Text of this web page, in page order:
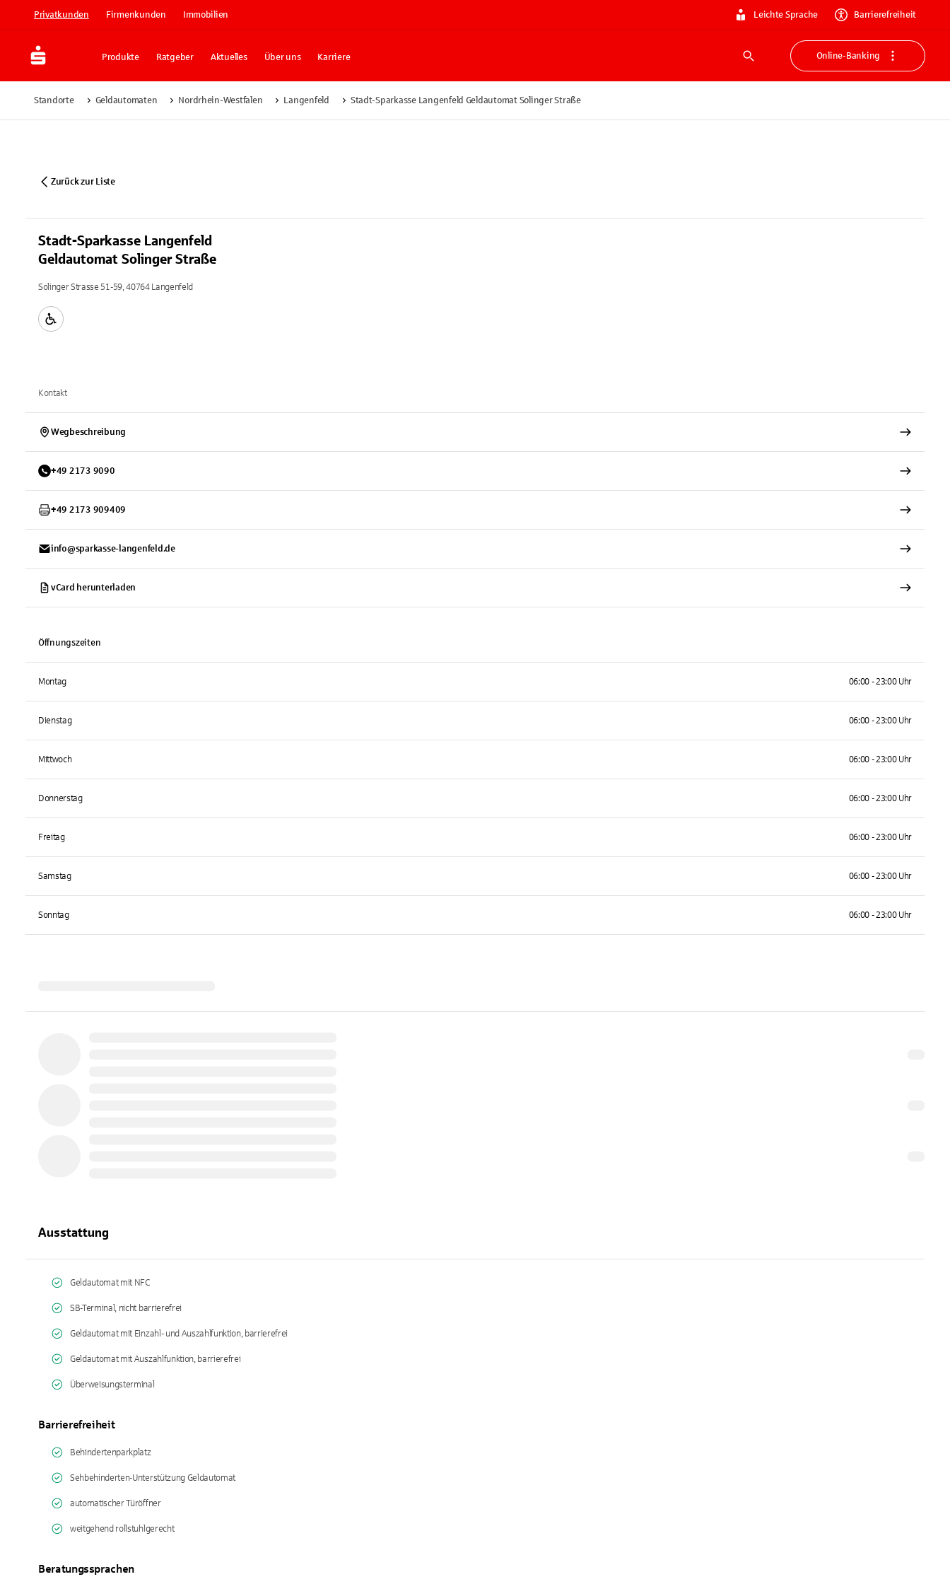
Privatkunden Firmenkunden Immobilien Leichte Sprache Barrierefreiheit
Produkte Ratgeber Aktuelles Über uns Karriere
Suche
Online-Banking
Standorte Geldautomaten Nordrhein-Westfalen Langenfeld Stadt-Sparkasse Langenfeld Geldautomat Solinger Straße
Zurück zur Liste
Stadt-Sparkasse Langenfeld
Geldautomat Solinger Straße
Solinger Strasse 51-59, 40764 Langenfeld
Kontakt
Wegbeschreibung
+49 2173 9090
+49 2173 909409
info@sparkasse-langenfeld.de
vCard herunterladen
Öffnungszeiten
Montag 06:00 - 23:00 Uhr
Dienstag 06:00 - 23:00 Uhr
Mittwoch 06:00 - 23:00 Uhr
Donnerstag 06:00 - 23:00 Uhr
Freitag 06:00 - 23:00 Uhr
Samstag 06:00 - 23:00 Uhr
Sonntag 06:00 - 23:00 Uhr
Ausstattung
Geldautomat mit NFC
SB-Terminal, nicht barrierefrei
Geldautomat mit Einzahl- und Auszahlfunktion, barrierefrei
Geldautomat mit Auszahlfunktion, barrierefrei
Überweisungsterminal
Barrierefreiheit
Behindertenparkplatz
Sehbehinderten-Unterstützung Geldautomat
automatischer Türöffner
weitgehend rollstuhlgerecht
Beratungssprachen